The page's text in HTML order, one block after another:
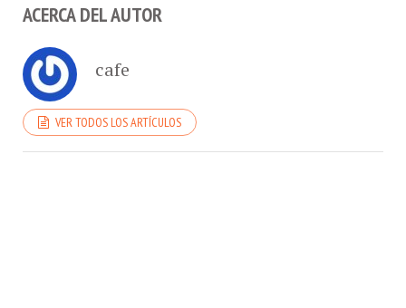
ACERCA DEL AUTOR
cafe
VER TODOS LOS ARTÍCULOS